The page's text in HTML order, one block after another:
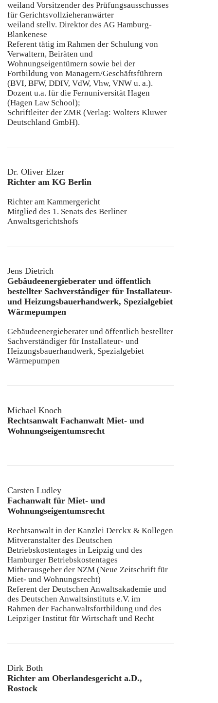
weiland Vorsitzender des Prüfungsausschusses
für Gerichtsvollzieheranwärter
weiland stellv. Direktor des AG Hamburg-
Blankenese
Referent tätig im Rahmen der Schulung von
Verwaltern, Beiräten und
Wohnungseigentümern sowie bei der
Fortbildung von Managern/Geschäftsführern
(BVI, BFW, DDIV, VdW, Vhw, VNW u. a.).
Dozent u.a. für die Fernuniversität Hagen
(Hagen Law School);
Schriftleiter der ZMR (Verlag: Wolters Kluwer
Deutschland GmbH).
Dr. Oliver Elzer
Richter am KG Berlin
Richter am Kammergericht
Mitglied des 1. Senats des Berliner
Anwaltsgerichtshofs
Jens Dietrich
Gebäudeenergieberater und öffentlich
bestellter Sachverständiger für Installateur-
und Heizungsbauerhandwerk, Spezialgebiet
Wärmepumpen
Gebäudeenergieberater und öffentlich bestellter
Sachverständiger für Installateur- und
Heizungsbauerhandwerk, Spezialgebiet
Wärmepumpen
Michael Knoch
Rechtsanwalt Fachanwalt Miet- und
Wohnungseigentumsrecht
Carsten Ludley
Fachanwalt für Miet- und
Wohnungseigentumsrecht
Rechtsanwalt in der Kanzlei Derckx & Kollegen
Mitveranstalter des Deutschen
Betriebskostentages in Leipzig und des
Hamburger Betriebskostentages
Mitherausgeber der NZM (Neue Zeitschrift für
Miet- und Wohnungsrecht)
Referent der Deutschen Anwaltsakademie und
des Deutschen Anwaltsinstituts e.V. im
Rahmen der Fachanwaltsfortbildung und des
Leipziger Institut für Wirtschaft und Recht
Dirk Both
Richter am Oberlandesgericht a.D.,
Rostock